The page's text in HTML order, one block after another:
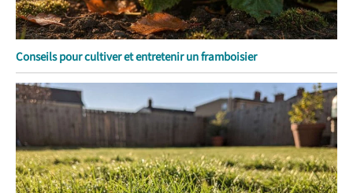
Conseils pour cultiver et entretenir un framboisier